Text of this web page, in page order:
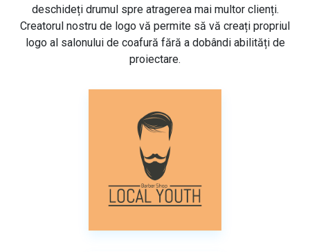
deschideți drumul spre atragerea mai multor clienți.
Creatorul nostru de logo vă permite să vă creați propriul
logo al salonului de coafură fără a dobândi abilități de
proiectare.